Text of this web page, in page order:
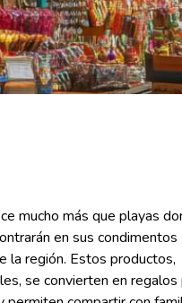
mucho más que playas
en sus condimentos
la región. Estos productos,
se convierten en